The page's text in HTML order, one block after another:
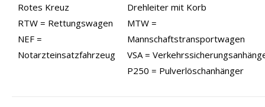
Rotes Kreuz
RTW = Rettungswagen
NEF =
Notarzteinsatzfahrzeug
Drehleiter mit Korb
MTW =
Mannschaftstransportwagen
VSA =
P250 = Pulverlöschanhänger